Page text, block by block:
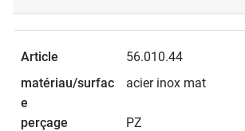
56.010.44
acier inox mat
PZ